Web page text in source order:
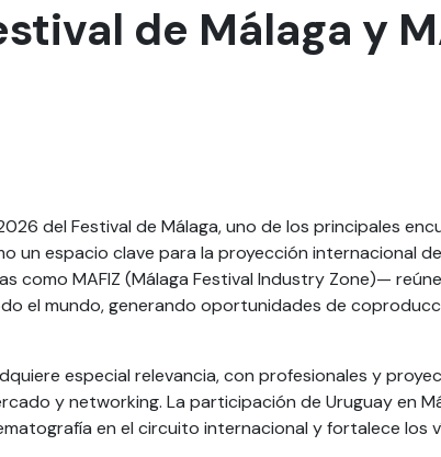
de Málaga y
del Festival de Málaga, uno de los principales
un espacio clave para la proyección internacional
como MAFIZ (Málaga Festival Industry Zone)—
el mundo, generando oportunidades de
especial relevancia, con profesionales y
y networking. La participación de Uruguay en
en el circuito internacional y fortalece los